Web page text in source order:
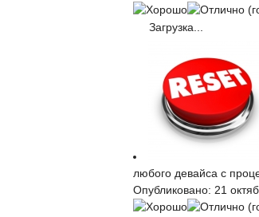
Загрузка...
любого девайса с
Опубликовано: 21